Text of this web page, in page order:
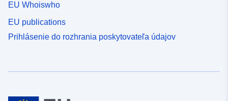
EU Whoiswho
EU publications
Prihlásenie do rozhrania poskytovateľa údajov